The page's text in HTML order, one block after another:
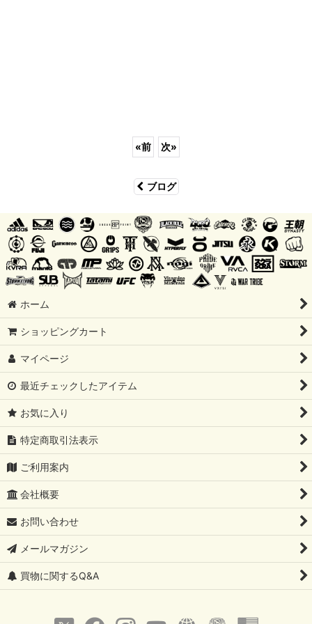
«前 次»
ブログ
ホーム
ショッピングカート
マイページ
最近チェックしたアイテム
お気に入り
特定商取引法表示
ご利用案内
会社概要
お問い合わせ
メールマガジン
買物に関するQ&A